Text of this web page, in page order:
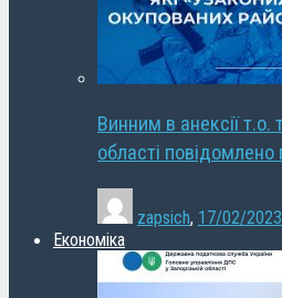
Винним в анексії т.о.
області повідомлено
zapsich, 17/02/2023
Економіка